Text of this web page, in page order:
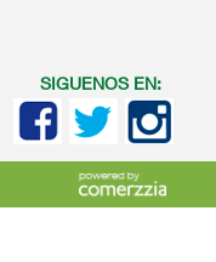
SIGUENOS EN: